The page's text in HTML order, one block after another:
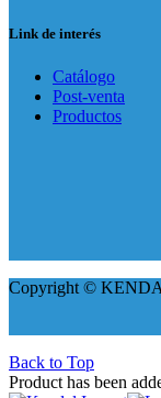
Link de interés
Catálogo
Post-venta
Productos
Copyright ©
Back to Top
Product has been